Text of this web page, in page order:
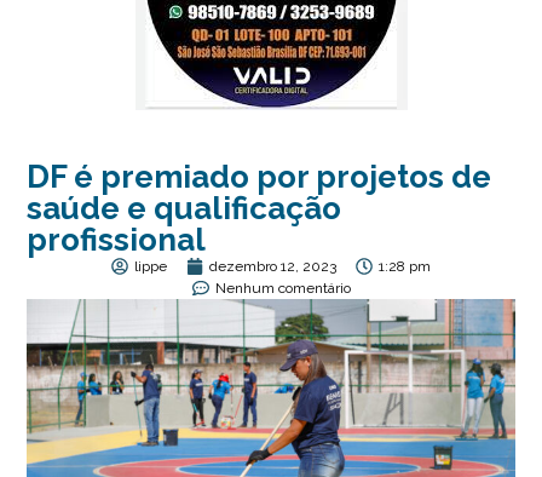
DF é premiado por projetos de
saúde e qualificação
profissional
lippe dezembro 12, 2023
1:28 pm
Nenhum comentário